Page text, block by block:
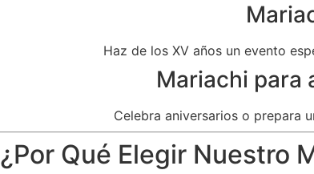
Haz de los XV años un evento
Mariachi para
Celebra aniversarios o prepara
¿Por Qué Elegir Nuestro